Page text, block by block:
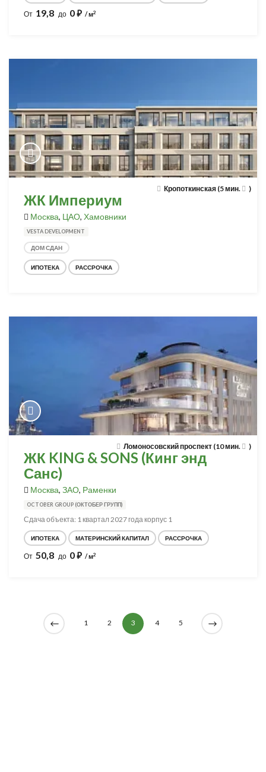
От 19,8 до 0⃏ / м2
Кропоткинская (5 мин. )
ЖК Империум
Москва, ЦАО, Хамовники
VESTA DEVELOPMENT
ДОМ СДАН
ИПОТЕКА РАССРОЧКА
Ломоносовский проспект (10 мин. )
ЖК KING & SONS (Кинг энд
Санс)
Москва, ЗАО, Раменки
OCTOBER GROUP (ОКТОБЕР ГРУПП)
Сдача объекта: 1 квартал 2027 года корпус 1
ИПОТЕКА МАТЕРИНСКИЙ КАПИТАЛ РАССРОЧКА
От 50,8 до 0⃏ / м2
1 2 3 4 5